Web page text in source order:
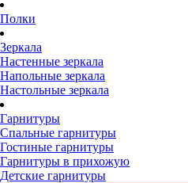
Полки
Зеркала
Настенные зеркала
Напольные зеркала
Настольные зеркала
Гарнитуры
Спальные гарнитуры
Гостиные гарнитуры
Гарнитуры в прихожую
Детские гарнитуры